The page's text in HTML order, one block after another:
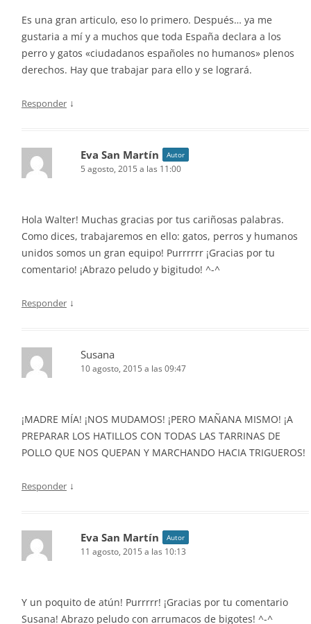
Es una gran articulo, eso lo primero. Después… ya me
gustaria a mí y a muchos que toda España declara a los
perro y gatos «ciudadanos españoles no humanos» plenos
derechos. Hay que trabajar para ello y se logrará.
Responder ↓
Eva San Martín Autor
5 agosto, 2015 a las 11:00
Hola Walter! Muchas gracias por tus cariñosas palabras.
Como dices, trabajaremos en ello: gatos, perros y humanos
unidos somos un gran equipo! Purrrrrr ¡Gracias por tu
comentario! ¡Abrazo peludo y bigitudo! ^-^
Responder ↓
Susana
10 agosto, 2015 a las 09:47
¡MADRE MÍA! ¡NOS MUDAMOS! ¡PERO MAÑANA MISMO! ¡A
PREPARAR LOS HATILLOS CON TODAS LAS TARRINAS DE
POLLO QUE NOS QUEPAN Y MARCHANDO HACIA TRIGUEROS!
Responder ↓
Eva San Martín Autor
11 agosto, 2015 a las 10:13
Y un poquito de atún! Purrrrr! ¡Gracias por tu comentario
Susana! Abrazo peludo con arrumacos de bigotes! ^-^